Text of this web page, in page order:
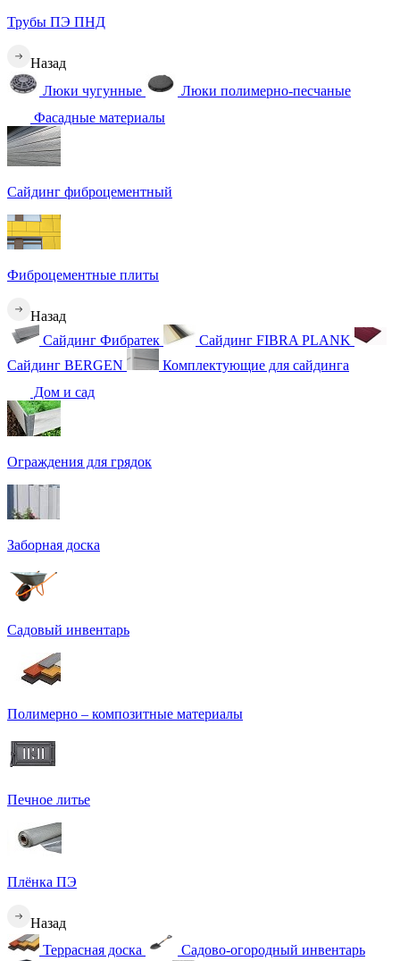
Трубы ПЭ ПНД
Назад
Люки чугунные
Люки полимерно-песчаные
Фасадные материалы
Сайдинг фиброцементный
Фиброцементные плиты
Назад
Сайдинг Фибратек
Сайдинг FIBRA PLANK
Сайдинг BERGEN
Комплектующие для сайдинга
Дом и сад
Ограждения для грядок
Заборная доска
Садовый инвентарь
Полимерно – композитные материалы
Печное литье
Плёнка ПЭ
Назад
Террасная доска
Садово-огородный инвентарь